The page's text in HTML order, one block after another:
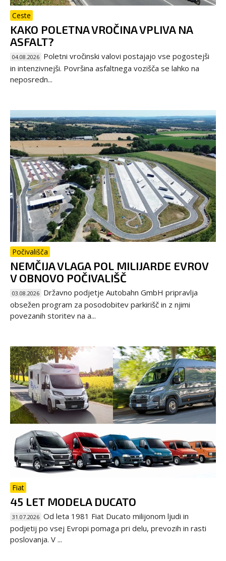
Ceste
KAKO POLETNA VROČINA VPLIVA NA
ASFALT?
04.08.2026 Poletni vročinski valovi postajajo vse pogostejši
in intenzivnejši. Površina asfaltnega vozišča se lahko na
neposredn...
Počivališča
NEMČIJA VLAGA POL MILIJARDE EVROV
V OBNOVO POČIVALIŠČ
03.08.2026 Državno podjetje Autobahn GmbH pripravlja
obsežen program za posodobitev parkirišč in z njimi
povezanih storitev na a...
Fiat
45 LET MODELA DUCATO
31.07.2026 Od leta 1981 Fiat Ducato milijonom ljudi in
podjetij po vsej Evropi pomaga pri delu, prevozih in rasti
poslovanja. V ...